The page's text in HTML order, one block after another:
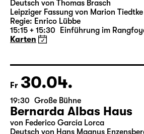
16:00 — 19:10 Große Bühne
Richard III
von William Shakespeare
Deutsch von Thomas Brasch
15:15 + 15:30 Einführung im
Karten
Fr 30.04.